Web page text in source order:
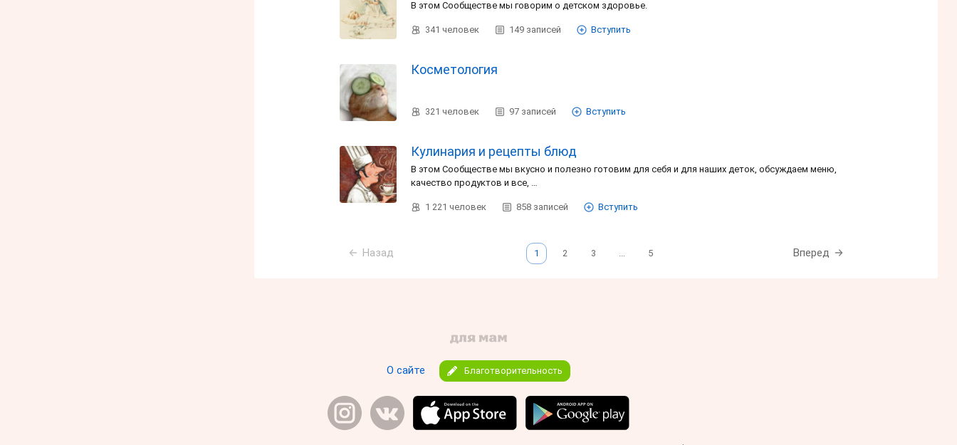
В этом Сообществе мы говорим о детском здоровье.
341 человек 149 записей Вступить
Косметология
321 человек 97 записей Вступить
Кулинария и рецепты блюд
В этом Сообществе мы вкусно и полезно готовим для себя и для наших деток, обсуждаем меню,
качество продуктов и все, …
1 221 человек 858 записей Вступить
Назад Вперед
1 2 3 ... 5
О сайте Благотворительность